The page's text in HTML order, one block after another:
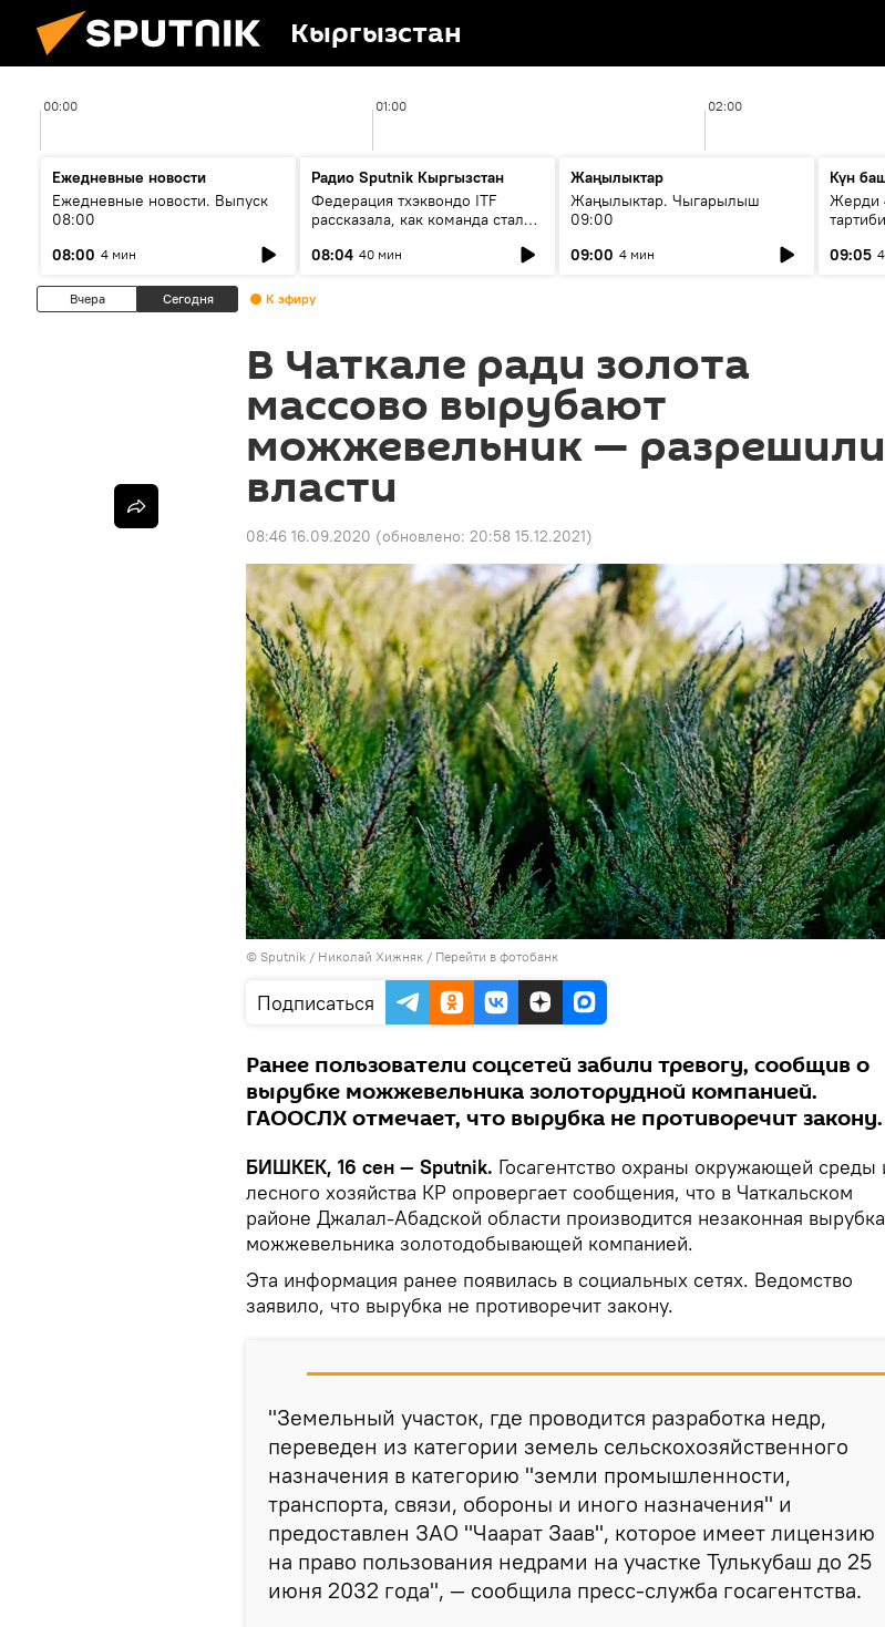
Кыргызстан
00:00 01:00 02:00
Ежедневные новости
Ежедневные новости. Выпуск
08:00
08:00 4 мин
Радио Sputnik Кыргызстан
Федерация тхэквондо ITF
рассказала, как команда стала
08:04 40 мин
Жаңылыктар
Жаңылыктар. Чыгарылыш
09:00
09:00 4 мин
Күн
Жерди
09:05
Вчера Сегодня К эфиру
В Чаткале ради золота
массово вырубают
можжевельник — разрешили
власти
08:46 16.09.2020 (обновлено: 20:58 15.12.2021)
© Sputnik / Николай Хижняк / Перейти в фотобанк
Подписаться
Ранее пользователи соцсетей забили тревогу, сообщив о
вырубке можжевельника золоторудной компанией.
ГАООСЛХ отмечает, что вырубка не противоречит закону.
БИШКЕК, 16 сен — Sputnik. Госагентство охраны окружающей среды
лесного хозяйства КР опровергает сообщения, что в Чаткальском
районе Джалал-Абадской области производится незаконная вырубка
можжевельника золотодобывающей компанией.
Эта информация ранее появилась в социальных сетях. Ведомство
заявило, что вырубка не противоречит закону.
"Земельный участок, где проводится разработка недр,
переведен из категории земель сельскохозяйственного
назначения в категорию "земли промышленности,
транспорта, связи, обороны и иного назначения" и
предоставлен ЗАО "Чаарат Заав", которое имеет лицензию
на право пользования недрами на участке Тулькубаш до 25
июня 2032 года", — сообщила пресс-служба госагентства.